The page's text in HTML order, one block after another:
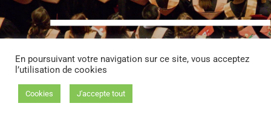
En poursuivant votre navigation sur ce site, vous acceptez
l’utilisation de cookies
Cookies J'accepte tout